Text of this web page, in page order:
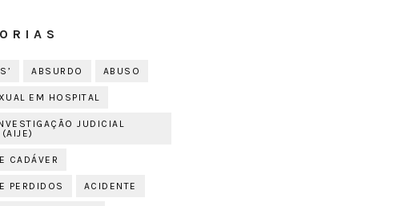
ABSURDO ABUSO
EM HOSPITAL
JUDICIAL
(AIJE)
CADÁVER
PERDIDOS ACIDENTE